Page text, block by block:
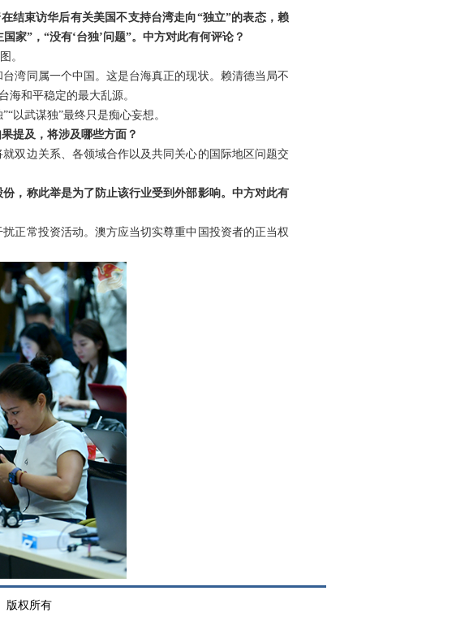
结束访华后有关美国不支持台湾走向“独立”的表态，赖
家”，“没有‘台独’问题”。中方对此有何评论？
。
湾同属一个中国。这是台海真正的现状。赖清德当局不
海和平稳定的最大乱源。
以武谋独”最终只是痴心妄想。
提及，将涉及哪些方面？
双边关系、各领域合作以及共同关心的国际地区问题交
，称此举是为了防止该行业受到外部影响。中方对此有
正常投资活动。澳方应当切实尊重中国投资者的正当权
版权所有